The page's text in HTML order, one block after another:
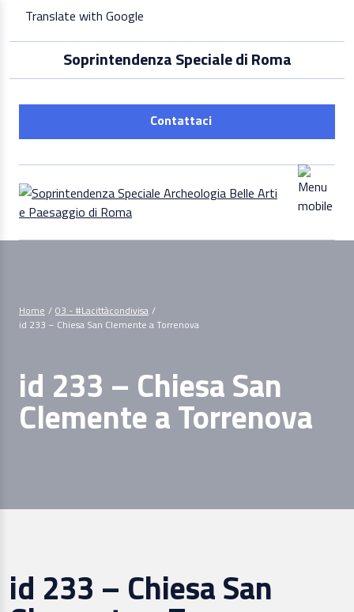
content
Translate with Google
Soprintendenza Speciale di Roma
Contattaci
Home / 03 - #Lacittàcondivisa /
id 233 – Chiesa San Clemente a Torrenova
id 233 – Chiesa San
Clemente a Torrenova
id 233 – Chiesa San